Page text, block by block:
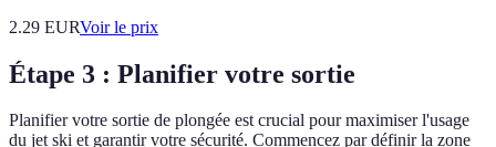
2.29 EURVoir le prix
Étape 3 : Planifier votre sortie
Planifier votre sortie de plongée est crucial pour maximiser l'usage
du jet ski et garantir votre sécurité. Commencez par définir la zone